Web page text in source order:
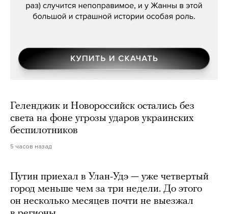
Геленджик и Новороссийск остались без
света на фоне угрозы ударов украинских
беспилотников
5 часов назад
Путин приехал в Улан-Удэ — уже четвертый
город меньше чем за три недели. До этого
он несколько месяцев почти не выезжал